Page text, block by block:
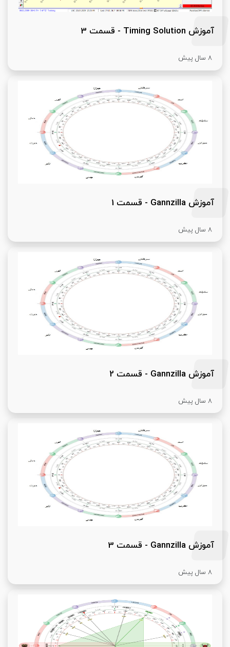
آموزش Timing Solution - قسمت 3
8 سال پیش
آموزش Gannzilla - قسمت 1
8 سال پیش
آموزش Gannzilla - قسمت 2
8 سال پیش
آموزش Gannzilla - قسمت 3
8 سال پیش